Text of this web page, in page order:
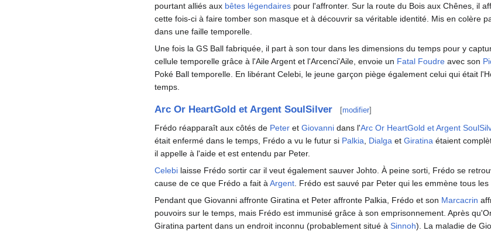
pourtant alliés aux bêtes légendaires pour l'affronter. Sur la route du Bois aux Chênes, il
cette fois-ci à faire tomber son masque et à découvrir sa véritable identité. Mis en colère
dans une faille temporelle.
Une fois la GS Ball fabriquée, il part à son tour dans les dimensions du temps pour y
cellule temporelle grâce à l'Aile Argent et l'Arcenci'Aile, envoie un Fatal Foudre avec son
Poké Ball temporelle. En libérant Celebi, le jeune garçon piège également celui qui était
temps.
Arc Or HeartGold et Argent SoulSilver [modifier]
Frédo réapparaît aux côtés de Peter et Giovanni dans l'Arc Or HeartGold et Argent
était enfermé dans le temps, Frédo a vu le futur si Palkia Dialga et Giratina étaient
il appelle à l'aide et est entendu par Peter.
Celebi laisse Frédo sortir car il veut également sauver Johto. À peine sorti, Frédo se
cause de ce que Frédo a fait à Argent . Frédo est sauvé par Peter qui les emmène tous
Pendant que Giovanni affronte Giratina et Peter affronte Palkia, Frédo et son Marcacrin
pouvoirs sur le temps, mais Frédo est immunisé grâce à son emprisonnement. Après
Giratina partent dans un endroit inconnu (probablement situé à Sinnoh). La maladie de